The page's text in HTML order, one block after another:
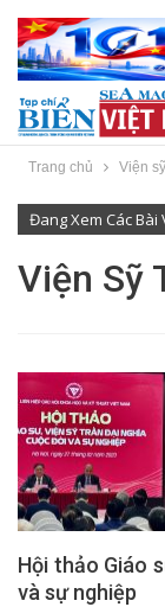
Trang chủ Viện
Đang Xem Các Bài
Viện Sỹ
Hội thảo Giáo
và sự nghiệp